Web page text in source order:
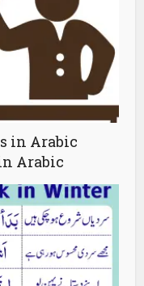
in Arabic
Arabic